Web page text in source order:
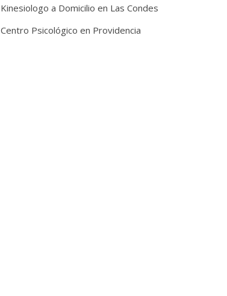
Kinesiologo a Domicilio en Las Condes
Centro Psicológico en Providencia